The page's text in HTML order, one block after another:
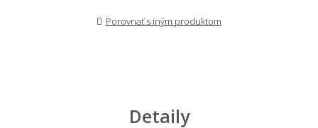
Porovnať s iným produktom
Detaily